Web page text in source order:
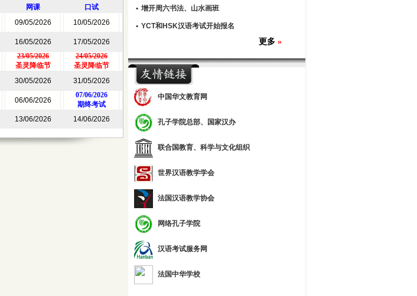
网课
口试
09/05/2026 10/05/2026
16/05/2026 17/05/2026
23/05/2026
圣灵降临节
24/05/2026
圣灵降临节
30/05/2026 31/05/2026
06/06/2026
07/06/2026
期终考试
13/06/2026 14/06/2026
• 增开周六书法、山水画班
• YCT和HSK汉语考试开始报名
更多 »
中国华文教育网
孔子学院总部、国家汉办
联合国教育、科学与文化组织
世界汉语教学学会
法国汉语教学协会
网络孔子学院
汉语考试服务网
法国中华学校